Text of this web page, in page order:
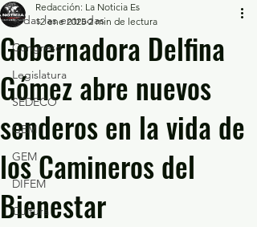
Todas las entradas
Congreso
Legislatura
SEDECO
GEM
GEM
DIFEM
Cultura
Gobernadora Delfina
Gómez abre nuevos
senderos en la vida de
los Camineros del
Bienestar
Redacción: La Noticia Es
12 ene 2025 2 min de lectura